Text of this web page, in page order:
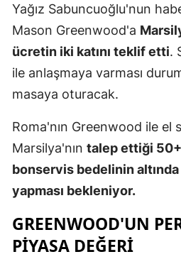
Yağız Sabuncuoğlu'nun
Mason Greenwood'a
ücretin iki katını teklif etti.
ile anlaşmaya varması
masaya oturacak.
Roma'nın Greenwood ile el
Marsilya'nın talep ettiği
bonservis bedelinin
yapması bekleniyor.
GREENWOOD'UN
PİYASA DEĞERİ